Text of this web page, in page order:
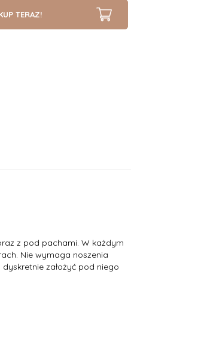
TERAZ!
z pod pachami. W każdym
Nie wymaga noszenia
założyć pod niego